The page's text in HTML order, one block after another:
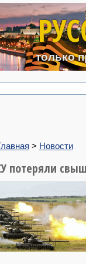
только
> Новости
потеряли